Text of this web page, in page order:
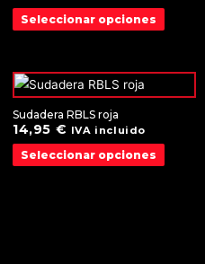
Seleccionar opciones
Sudadera RBLS roja
14,95 € IVA incluido
Seleccionar opciones